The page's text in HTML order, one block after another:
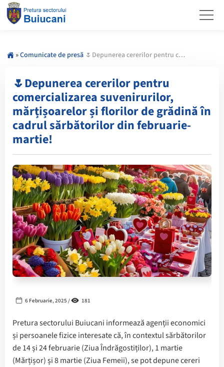
»Comunicate de presă 🌷Depunerea cererilor pentru comercializarea suvenirurilor, mărțișoarelor și florilor de grădină în cadrul sărbătorilor din februarie-martie!
🌷Depunerea cererilor pentru
comercializarea suvenirurilor,
mărțișoarelor și florilor de grădină în
cadrul sărbătorilor din februarie-
martie!
6 Februarie, 2025 / 181
Pretura sectorului Buiucani informează agenții economici
și persoanele fizice interesate că, în contextul sărbătorilor
de 14 și 24 februarie (Ziua Îndrăgostiților), 1 martie
(Mărțișor) și 8 martie (Ziua Femeii), se pot depune cereri